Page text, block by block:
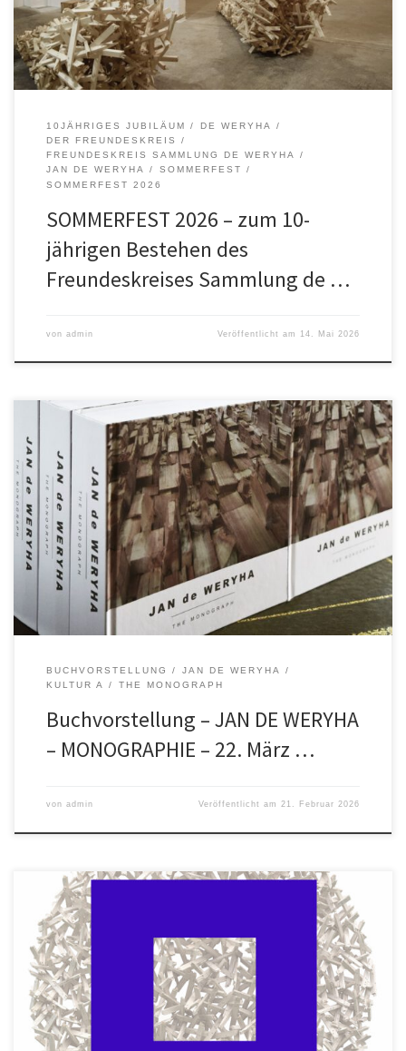
Reinbeker Redder […]
10JÄHRIGES JUBILÄUM
DE WERYHA
DER FREUNDESKREIS
FREUNDESKREIS SAMMLUNG DE WERYHA
JAN DE WERYHA
SOMMERFEST
SOMMERFEST 2026
SOMMERFEST 2026 – zum 10-
jährigen Bestehen des
Freundeskreises Sammlung de …
von admin Veröffentlicht am 14. Mai 2026
Buchvorstellung – JAN DE WERYHA – MONOGRAPHIE Der
Freundeskreis Sammlung de Weryha lädt am 22. März um 17.00 Uhr
ins KulturA, Otto-Grot-Str. 90, Hamburg-Neuallermöhe zur
Buchvorstellung „Jan de Weryha: The Monograph“ ein. Durch die
Veranstaltung führt Hartwig Zillmer. Die Gäste werden vom Björn
Warmer, Bürgermeister der Stadt Reinbek, und […]
BUCHVORSTELLUNG
JAN DE WERYHA
KULTUR A
THE MONOGRAPH
Buchvorstellung – JAN DE WERYHA
– MONOGRAPHIE – 22. März …
von admin Veröffentlicht am21. Februar 2026
SOMMERFEST 2024 am Sonntag, 25. August 2024 von 14:00 – 18:00
Uhr im Atelier des Künstlers Jan de Weryha Der Freundeskreis
Sammlung de Weryha e.V. und die Deutsch-Polnische Gesellschaft
Hamburg e.V. laden im Rahmen des „Polnischen Kulturjahres 2024“
der Stadt Reinbek, anlässlich des 25. Jubiläums der
Städtepartnerschaft mit der polnischen […]